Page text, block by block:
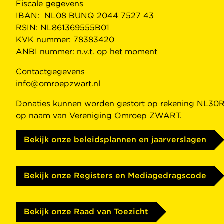
Fiscale gegevens
IBAN: NL08 BUNQ 2044 7527 43
RSIN: NL861369555B01
KVK nummer: 78383420
ANBI nummer: n.v.t. op het moment
Contactgegevens
info@omroepzwart.nl
Donaties kunnen worden gestort op rekening
op naam van Vereniging Omroep ZWART.
Bekijk onze beleidsplannen en jaarverslagen
Bekijk onze Registers en Mediagedragscode
Bekijk onze Raad van Toezicht